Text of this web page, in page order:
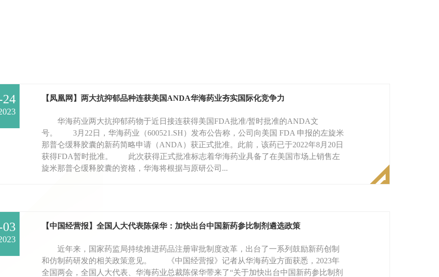
24 【凤凰网】两大抗抑郁品种连获美国ANDA华海药业夯实国际化竞争力
华海药业两大抗抑郁药物于近日接连获得美国FDA批准/暂时批准的ANDA文
号。 3月22日，华海药业（600521.SH）发布公告称，公司向美国 FDA 申报的左旋米
那普仑缓释胶囊的新药简略申请（ANDA）获正式批准。此前，该药已于2022年8月20日
获得FDA暂时批准。 此次获得正式批准标志着华海药业具备了在美国市场上销售左
旋米那普仑缓释胶囊的资格，华海将根据与原研公司...
【中国经营报】全国人大代表陈保华：加快出台中国新药参比制剂遴选政策
近年来，国家药监局持续推进药品注册审批制度改革，出台了一系列鼓励新药创制
和仿制药研发的相关政策意见。 《中国经营报》记者从华海药业方面获悉，2023年
全国两会，全国人大代表、华海药业总裁陈保华带来了“关于加快出台中国新药参比制剂